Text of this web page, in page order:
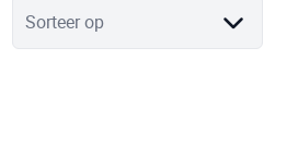
Sorteer op